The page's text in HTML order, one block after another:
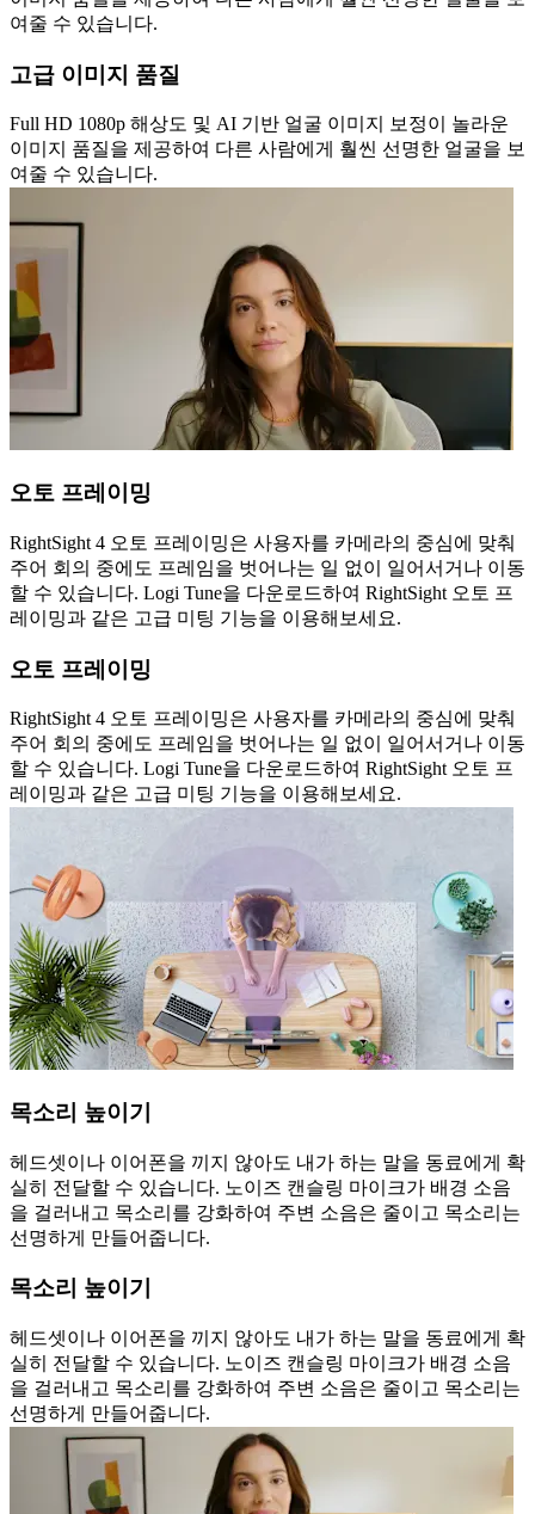
여줄 수 있습니다.
고급 이미지 품질
Full HD 1080p 해상도 및 AI 기반 얼굴 이미지 보정이 놀라운
이미지 품질을 제공하여 다른 사람에게 훨씬 선명한 얼굴을 보
여줄 수 있습니다.
오토 프레이밍
RightSight 4 오토 프레이밍은 사용자를 카메라의 중심에 맞춰
주어 회의 중에도 프레임을 벗어나는 일 없이 일어서거나 이동
할 수 있습니다. Logi Tune을 다운로드하여 RightSight 오토 프
레이밍과 같은 고급 미팅 기능을 이용해보세요.
오토 프레이밍
RightSight 4 오토 프레이밍은 사용자를 카메라의 중심에 맞춰
주어 회의 중에도 프레임을 벗어나는 일 없이 일어서거나 이동
할 수 있습니다. Logi Tune을 다운로드하여 RightSight 오토 프
레이밍과 같은 고급 미팅 기능을 이용해보세요.
목소리 높이기
헤드셋이나 이어폰을 끼지 않아도 내가 하는 말을 동료에게 확
실히 전달할 수 있습니다. 노이즈 캔슬링 마이크가 배경 소음
을 걸러내고 목소리를 강화하여 주변 소음은 줄이고 목소리는
선명하게 만들어줍니다.
목소리 높이기
헤드셋이나 이어폰을 끼지 않아도 내가 하는 말을 동료에게 확
실히 전달할 수 있습니다. 노이즈 캔슬링 마이크가 배경 소음
을 걸러내고 목소리를 강화하여 주변 소음은 줄이고 목소리는
선명하게 만들어줍니다.